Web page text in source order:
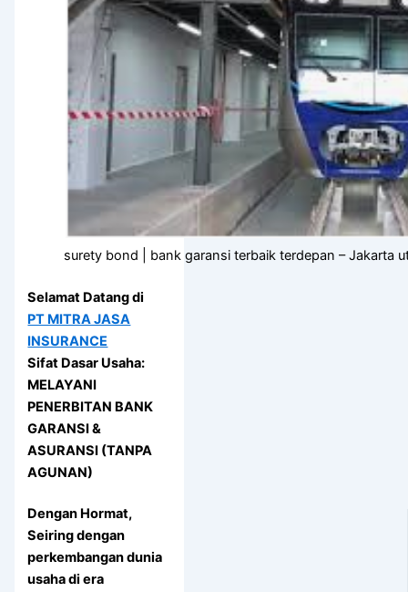
surety bond | bank garansi terbaik terdepan – Jakarta
Selamat Datang di
PT MITRA JASA
INSURANCE
Sifat Dasar Usaha:
MELAYANI
PENERBITAN BANK
GARANSI &
ASURANSI (TANPA
AGUNAN)
Dengan Hormat,
Seiring dengan
perkembangan dunia
usaha di era